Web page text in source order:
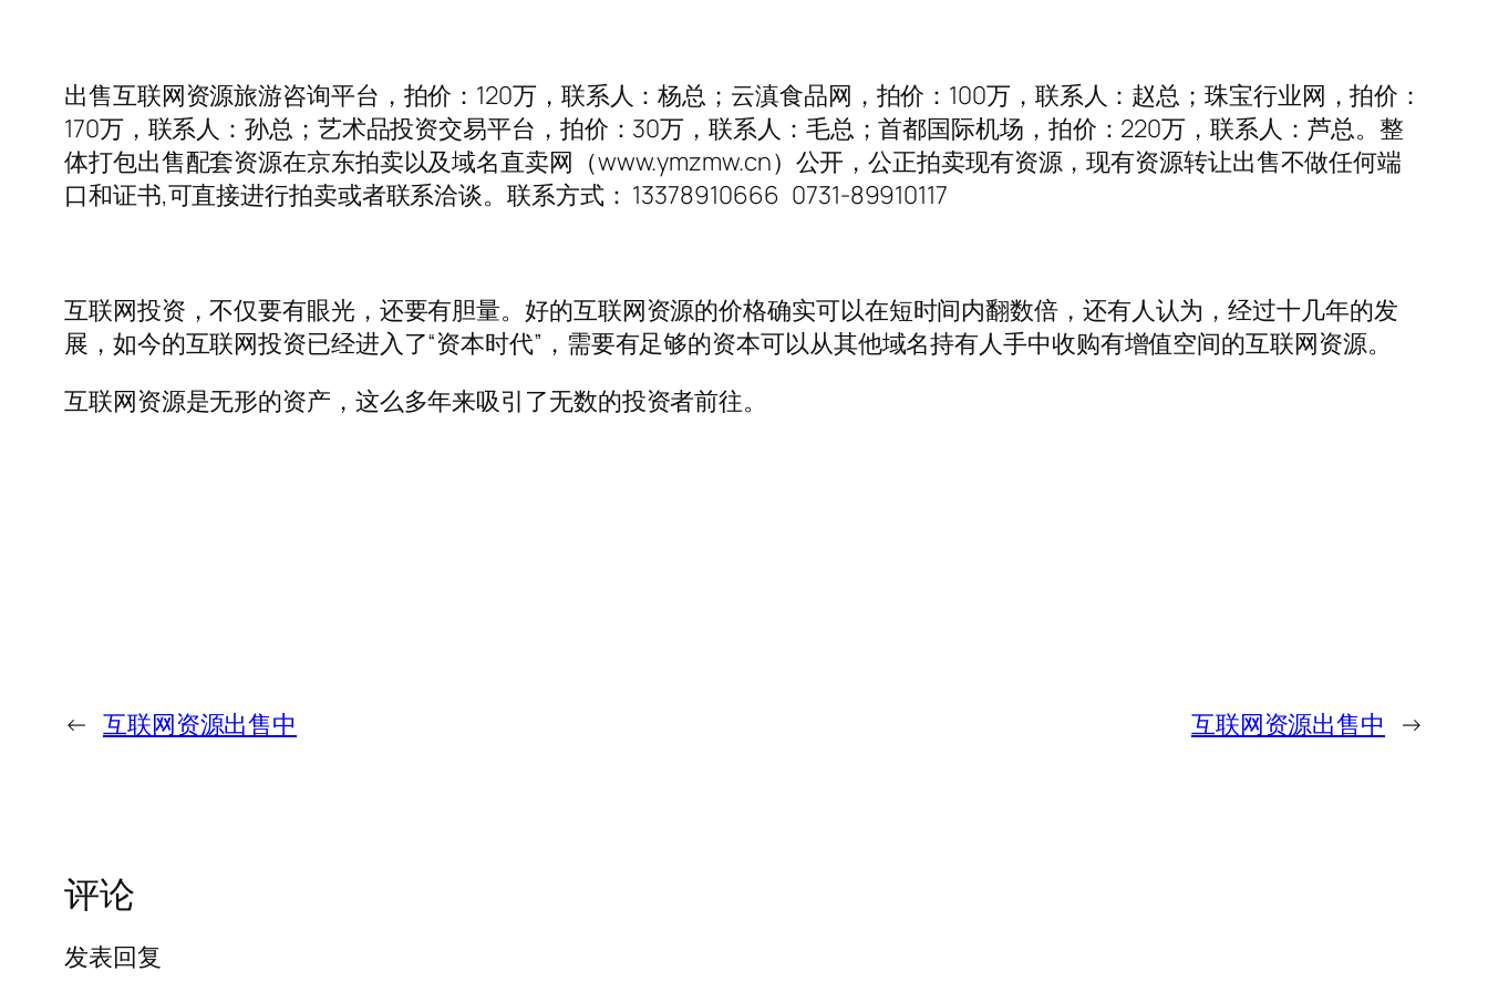
出售互联网资源旅游咨询平台，拍价：120万，联系人：杨总；云滇食品网，拍价：100万，联系人：赵总；珠宝行业网，拍价：
170万，联系人：孙总；艺术品投资交易平台，拍价：30万，联系人：毛总；首都国际机场，拍价：220万，联系人：芦总。整
体打包出售配套资源在京东拍卖以及域名直卖网（www.ymzmw.cn）公开，公正拍卖现有资源，现有资源转让出售不做任何端
口和证书,可直接进行拍卖或者联系洽谈。联系方式： 13378910666 0731-89910117
互联网投资，不仅要有眼光，还要有胆量。好的互联网资源的价格确实可以在短时间内翻数倍，还有人认为，经过十几年的发
展，如今的互联网投资已经进入了“资本时代”，需要有足够的资本可以从其他域名持有人手中收购有增值空间的互联网资源。
互联网资源是无形的资产，这么多年来吸引了无数的投资者前往。
← 互联网资源出售中 互联网资源出售中 →
评论
发表回复